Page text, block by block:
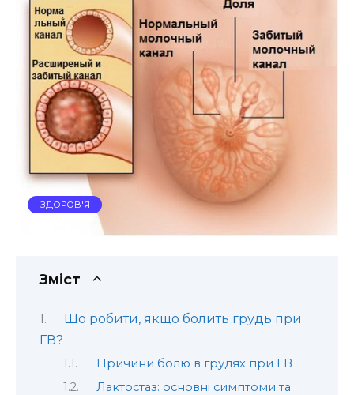
ЗДОРОВ'Я
Зміст
Що робити, якщо болить грудь при
ГВ?
Причини болю в грудях при ГВ
Лактостаз: основні симптоми та